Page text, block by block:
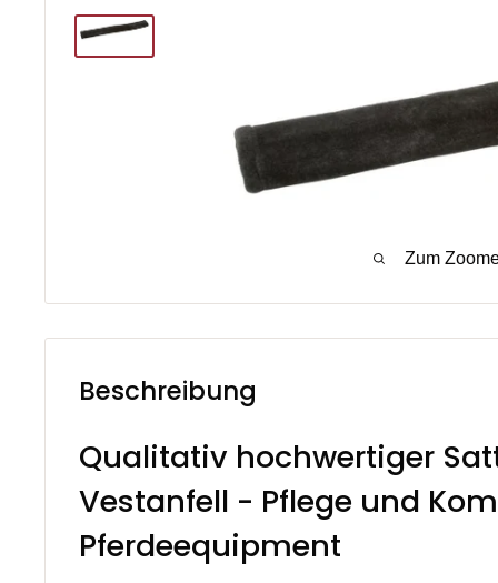
Zum
Beschreibung
Qualitativ hochwertiger
Vestanfell - Pflege und
Pferdeequipment